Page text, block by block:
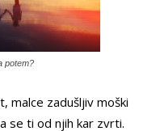
potem?
malce zadušljiv moški
se ti od njih kar zvrti.